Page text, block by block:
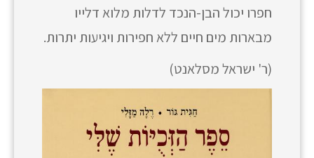
חפרו יכול הבן-הנכד לדלות מלוא דלייו
מבארות מים חיים ללא חפירות ויגיעות יתרות.
(ר' ישראל מסלאנט)